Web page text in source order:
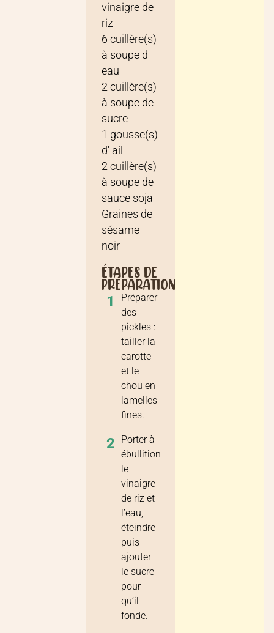
vinaigre de
riz
6 cuillère(s)
à soupe d'
eau
2 cuillère(s)
à soupe de
sucre
1 gousse(s)
d' ail
2 cuillère(s)
à soupe de
sauce soja
Graines de
sésame
noir
ÉTAPES DE
PRÉPARATION
1
Préparer
des
pickles :
tailler la
carotte
et le
chou en
lamelles
fines.
2
Porter à
ébullition
le
vinaigre
de riz et
l’eau,
éteindre
puis
ajouter
le sucre
pour
qu’il
fonde.